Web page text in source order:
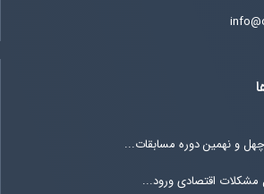
و نهمین دوره مسابقات...
اقتصادی ورود...